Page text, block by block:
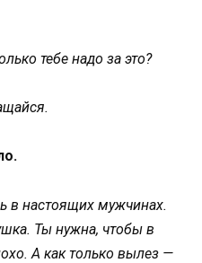
тебе надо за это?
в настоящих мужчинах.
Ты нужна, чтобы в
А как только вылез —